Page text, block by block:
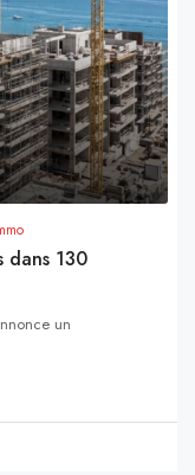
dans 130
un